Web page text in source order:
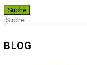
BLOG